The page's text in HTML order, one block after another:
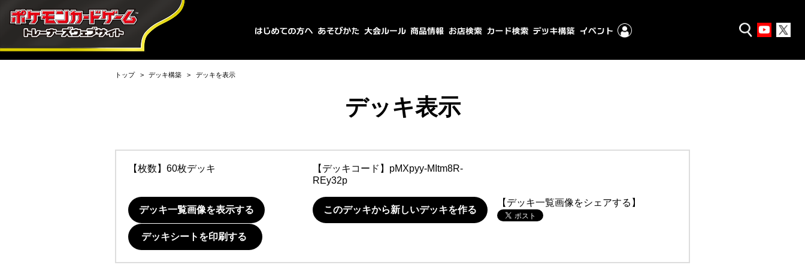
トップ デッキ構築 デッキを表示
デッキ表示
【枚数】60枚デッキ 【デッキコード】 pMXpyy-MItm8R-
REy32p
デッキ一覧画像を表示する このデッキから新しいデッキを作る
【デッキ一覧画像をシェアする】
デッキシートを印刷する